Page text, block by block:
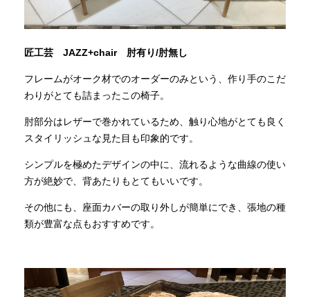
匠工芸 JAZZ+chair 肘有り/肘無し
フレームがオーク材でのオーダーのみという、作り手のこだ
わりがとても詰まったこの椅子。
肘部分はレザーで巻かれているため、触り心地がとても良く
スタイリッシュな見た目も印象的です。
シンプルを極めたデザインの中に、流れるような曲線の使い
方が絶妙で、背あたりもとてもいいです。
その他にも、座面カバーの取り外しが簡単にでき、張地の種
類が豊富な点もおすすめです。